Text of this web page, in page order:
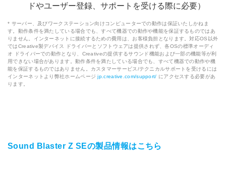
ドやユーザー登録、サポートを受ける際に必要）
* サーバー、及びワークステーション向けコンピューターでの動作は保証いたしかねま
す。動作条件を満たしている場合でも、すべて機器での動作や機能を保証するものではあ
りません。インターネットに接続するための費用は、お客様負担となります。対応OS以外
ではCreative製デバイス ドライバーとソフトウェアは提供されず、各OSの標準オーディ
オ ドライバーでの動作となり、Creativeの提供するサウンド機能および一部の機能等が利
用できない場合があります。動作条件を満たしている場合でも、すべて機器での動作や機
能を保証するものではありません。カスタマーサービス/テクニカルサポートを受けるには
インターネットより弊社ホームページjp.creative.com/support/ にアクセスする必要があ
ります。
Sound Blaster Z SEの製品情報はこちら